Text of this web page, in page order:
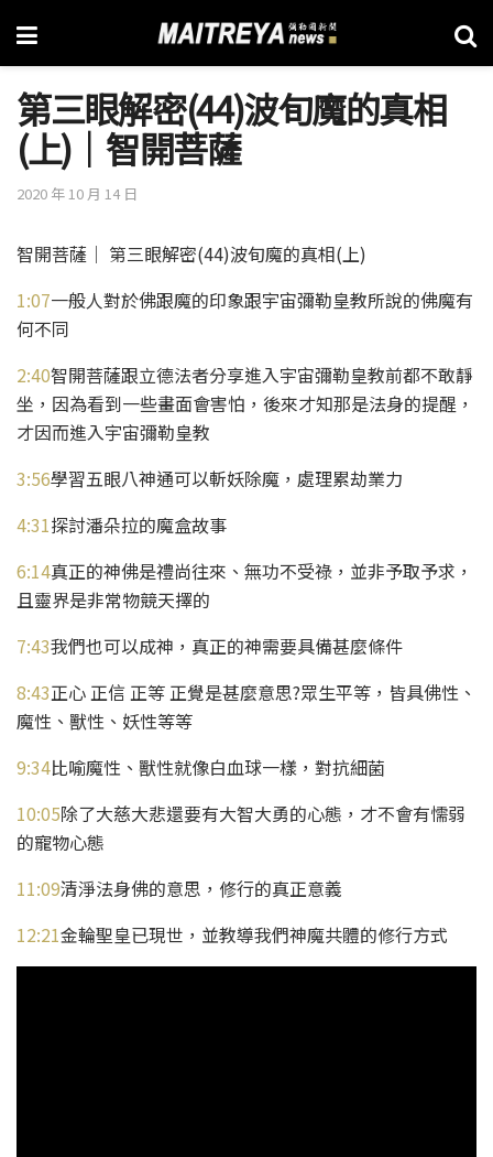
第三眼解密(44)波旬魔的真相
(上)│智開菩薩
2020 年 10 月 14 日
智開菩薩│ 第三眼解密(44)波旬魔的真相(上)
1:07一般人對於佛跟魔的印象跟宇宙彌勒皇教所說的佛魔有
何不同
2:40智開菩薩跟立德法者分享進入宇宙彌勒皇教前都不敢靜
坐，因為看到一些畫面會害怕，後來才知那是法身的提醒，
才因而進入宇宙彌勒皇教
3:56學習五眼八神通可以斬妖除魔，處理累劫業力
4:31探討潘朵拉的魔盒故事
6:14真正的神佛是禮尚往來、無功不受祿，並非予取予求，
且靈界是非常物競天擇的
7:43我們也可以成神，真正的神需要具備甚麼條件
8:43正心 正信 正等 正覺是甚麼意思?眾生平等，皆具佛性、
魔性、獸性、妖性等等
9:34比喻魔性、獸性就像白血球一樣，對抗細菌
10:05除了大慈大悲還要有大智大勇的心態，才不會有懦弱
的寵物心態
11:09清淨法身佛的意思，修行的真正意義
12:21金輪聖皇已現世，並教導我們神魔共體的修行方式